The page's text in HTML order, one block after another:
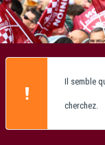
Il semble
cherchez.